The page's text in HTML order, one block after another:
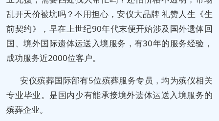
乱开天价被坑吗？不用担心，安仪大品牌 礼赞人生《生
前契约》，早在上世纪90年代末便开始涉及国外遗体回
国、境外国际遗体运送入境服务，有30年的服务经验，
成功服务近2000位客户。
安仪殡葬国际部有5位殡葬服务专员，均为殡仪相关
专业毕业。是国内少有能承接境外遗体运送入境服务的
殡葬企业。